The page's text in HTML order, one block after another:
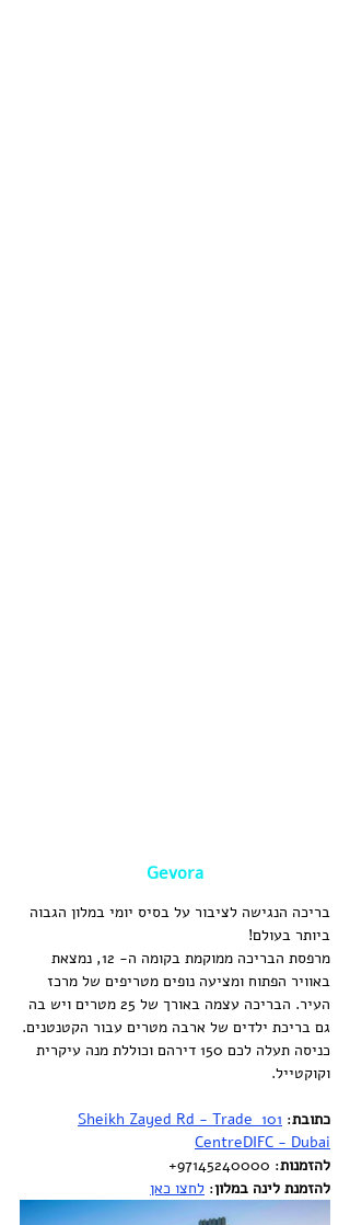
Gevora
בריכה הנגישה לציבור על בסיס יומי במלון הגבוה
ביותר בעולם!
מרפסת הבריכה ממוקמת בקומה ה- 12, נמצאת
באוויר הפתוח ומציעה נופים מטריפים של מרכז
העיר. הבריכה עצמה באורך של 25 מטרים ויש בה
גם בריכת ילדים של ארבה מטרים עבור הקטנטנים.
כניסה תעלה לכם 150 דירהם וכוללת מנה עיקרית
וקוקטייל.
כתובת:
101 Sheikh Zayed Rd - Trade
CentreDIFC - Dubai
להזמנות: 97145240000+
להזמנת לינה במלון: לחצו כאן